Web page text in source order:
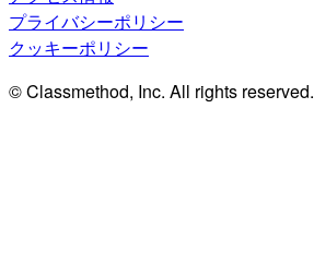
プライバシーポリシー
クッキーポリシー
© Classmethod, Inc. All rights reserved.